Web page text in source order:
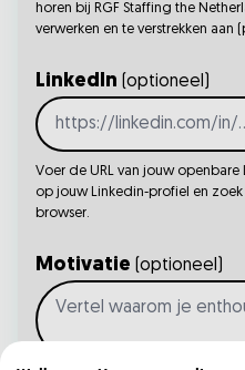
horen bij RGF Staffing the
verwerken en te verstrekken
LinkedIn (optioneel)
Voer de URL van jouw
op jouw Linkedin-profiel en
browser.
Motivatie (optioneel)